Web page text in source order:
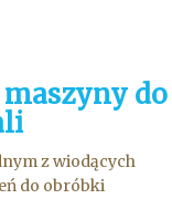
do
z wiodących
do obróbki